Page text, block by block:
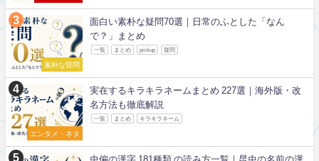
素朴な疑問
面白い素朴な疑問70選｜日常のふとした「なん
で？」まとめ
一覧 まとめ pickup 疑問
エンタメ・ネタ
実在するキラキラネームまとめ 227選｜海外版・改
名方法も徹底解説
一覧 まとめ キラキラネーム